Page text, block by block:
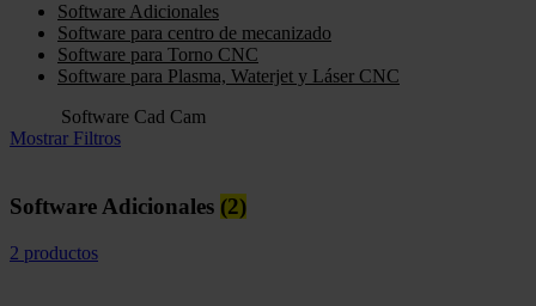
Software Adicionales
Software para centro de mecanizado
Software para Torno CNC
Software para Plasma, Waterjet y Láser CNC
Software Cad Cam
Mostrar Filtros
Software Adicionales (2)
2 productos